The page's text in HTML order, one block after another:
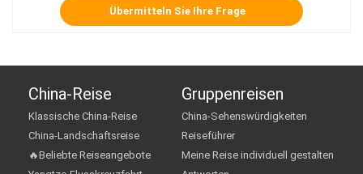
China-Reise
Klassische China-Reise
China-Landschaftsreise
🔥Beliebte Reiseangebote
Gruppenreisen
China-Sehenswürdigkeiten
Reiseführer
Meine Reise individuell gestalten